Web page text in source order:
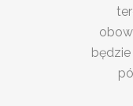
będzie